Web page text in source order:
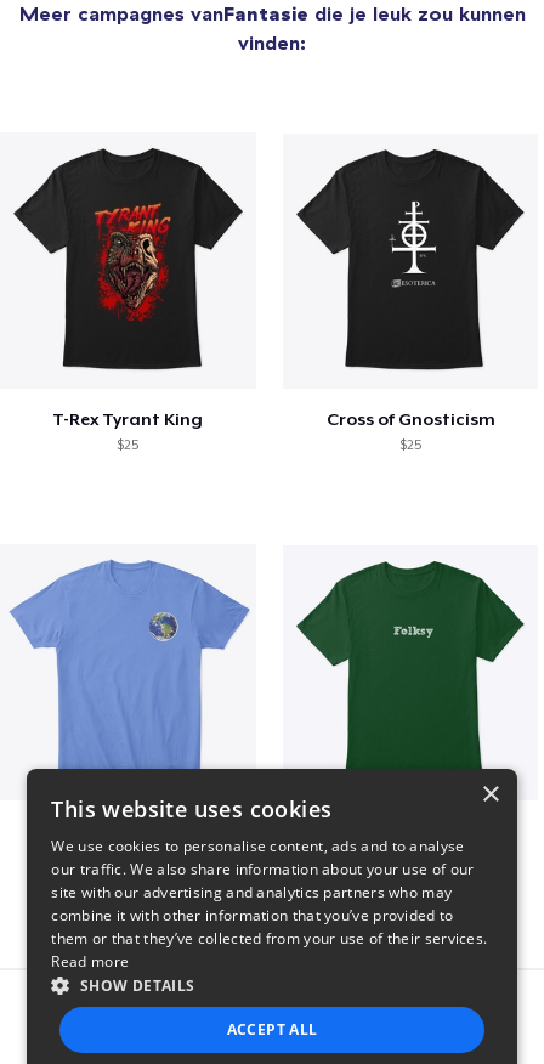
Meer campagnes vanFantasie die je leuk zou kunnen
vinden:
T-Rex Tyrant King
$25
Cross of Gnosticism
$25
Report this product
×
This website uses cookies
We use cookies to personalise content, ads and to analyse
our traffic. We also share information about your use of our
site with our advertising and analytics partners who may
combine it with other information that you’ve provided to
them or that they’ve collected from your use of their services.
Read more
SHOW DETAILS
ACCEPT ALL